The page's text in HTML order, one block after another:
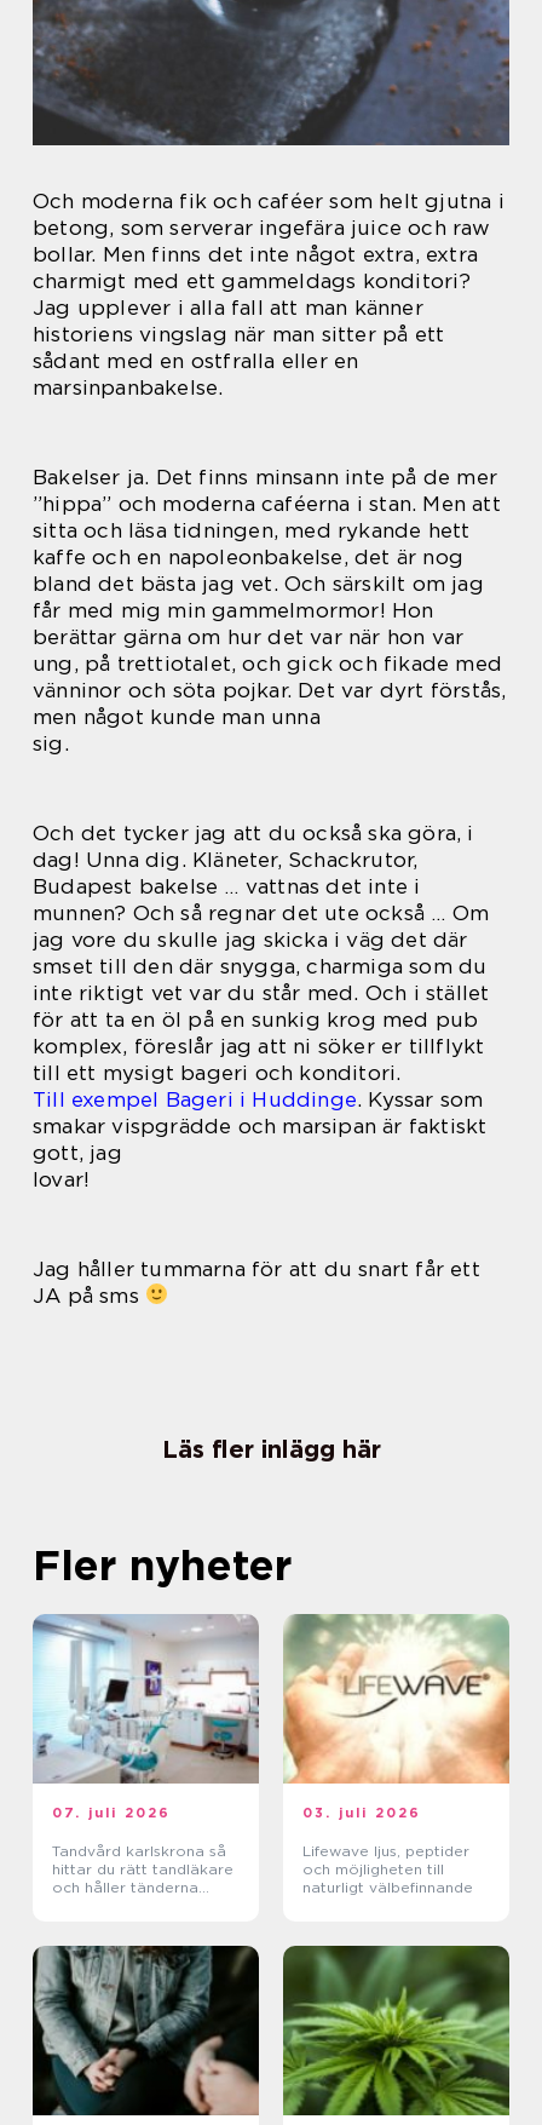
Och moderna fik och caféer som helt gjutna i
betong, som serverar ingefära juice och raw
bollar. Men finns det inte något extra, extra
charmigt med ett gammeldags konditori?
Jag upplever i alla fall att man känner
historiens vingslag när man sitter på ett
sådant med en ostfralla eller en
marsinpanbakelse.
Bakelser ja. Det finns minsann inte på de mer
”hippa” och moderna caféerna i stan. Men att
sitta och läsa tidningen, med rykande hett
kaffe och en napoleonbakelse, det är nog
bland det bästa jag vet. Och särskilt om jag
får med mig min gammelmormor! Hon
berättar gärna om hur det var när hon var
ung, på trettiotalet, och gick och fikade med
vänninor och söta pojkar. Det var dyrt förstås,
men något kunde man unna
sig.
Och det tycker jag att du också ska göra, i
dag! Unna dig. Kläneter, Schackrutor,
Budapest bakelse … vattnas det inte i
munnen? Och så regnar det ute också … Om
jag vore du skulle jag skicka i väg det där
smset till den där snygga, charmiga som du
inte riktigt vet var du står med. Och i stället
för att ta en öl på en sunkig krog med pub
komplex, föreslår jag att ni söker er tillflykt
till ett mysigt bageri och konditori.
Till exempel Bageri i Huddinge. Kyssar som
smakar vispgrädde och marsipan är faktiskt
gott, jag
lovar!
Jag håller tummarna för att du snart får ett
JA på sms
Läs fler inlägg här
Fler nyheter
07. juli 2026
Tandvård karlskrona så
hittar du rätt tandläkare
och håller tänderna
03. juli 2026
Lifewave ljus, peptider
och möjligheten till
naturligt välbefinnande